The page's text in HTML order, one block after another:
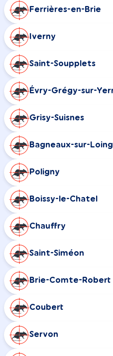
Ferrières-en-Brie
Iverny
Saint-Soupplets
Évry-Grégy-sur-
Grisy-Suisnes
Bagneaux-sur-Loing
Poligny
Boissy-le-Chatel
Chauffry
Saint-Siméon
Brie-Comte-Robert
Coubert
Servon